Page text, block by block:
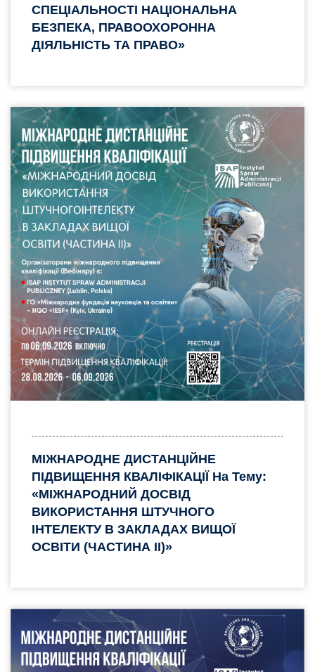
СПЕЦІАЛЬНОСТІ НАЦІОНАЛЬНА
БЕЗПЕКА, ПРАВООХОРОННА
ДІЯЛЬНІСТЬ ТА ПРАВО»
МІЖНАРОДНЕ ДИСТАНЦІЙНЕ
ПІДВИЩЕННЯ КВАЛІФІКАЦІЇ На Тему:
«МІЖНАРОДНИЙ ДОСВІД
ВИКОРИСТАННЯ ШТУЧНОГО
ІНТЕЛЕКТУ В ЗАКЛАДАХ ВИЩОЇ
ОСВІТИ (ЧАСТИНА II)»